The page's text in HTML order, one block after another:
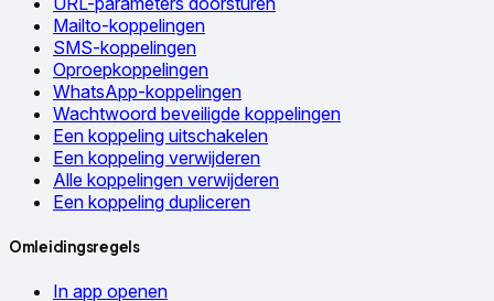
Mailto-koppelingen
SMS-koppelingen
Oproepkoppelingen
WhatsApp-koppelingen
Wachtwoord beveiligde koppelingen
Een koppeling uitschakelen
Een koppeling verwijderen
Alle koppelingen verwijderen
Een koppeling dupliceren
Omleidingsregels
In app openen